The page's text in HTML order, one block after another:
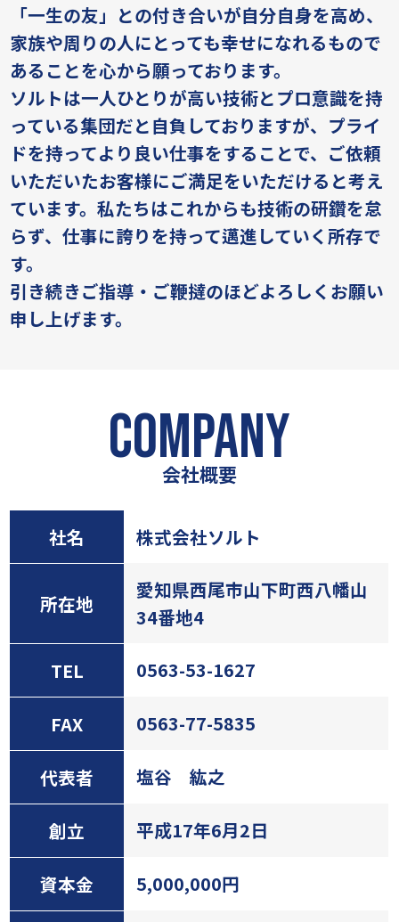
「一生の友」との付き合いが自分自身を高め、
家族や周りの人にとっても幸せになれるもので
あることを心から願っております。
ソルトは一人ひとりが高い技術とプロ意識を持
っている集団だと自負しておりますが、 プライ
ドを持ってより良い仕事をすることで、ご依頼
いただいたお客様にご満足をいただけると考え
ています。私たちはこれからも技術の研鑽を怠
らず、仕事に誇りを持って邁進していく所存で
す。
引き続きご指導・ご鞭撻のほどよろしくお願い
申し上げます。
COMPANY
会社概要
社名 株式会社ソルト
所在地
愛知県西尾市山下町西八幡山
34番地4
TEL 0563-53-1627
FAX 0563-77-5835
代表者 塩谷 紘之
創立 平成17年6月2日
資本金 5,000,000円